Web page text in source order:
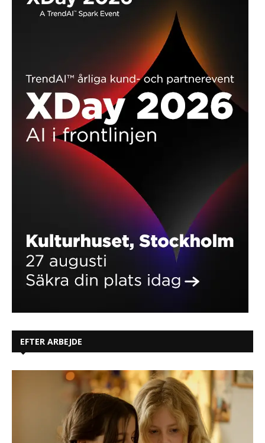
EFTER ARBEJDE